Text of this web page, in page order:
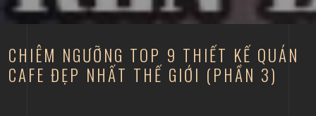
CHIÊM NGƯỠNG TOP 9 THIẾT KẾ QUÁN
CAFE ĐẸP NHẤT THẾ GIỚI (PHẦN 3)